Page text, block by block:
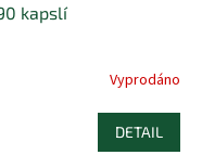
kapslí
Vyprodáno
DETAIL